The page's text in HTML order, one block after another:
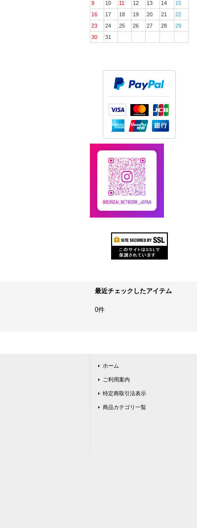
9
10 11 12 13 14
15
16
17 18 19 20 21
22
23
24 25 26 27 28
29
30
31
最近チェックしたアイテム
0件
ホーム
ご利用案内
特定商取引法表示
商品カテゴリ一覧